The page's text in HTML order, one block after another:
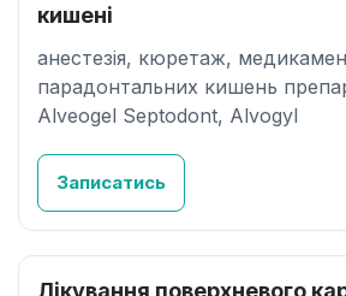
кишені
анестезія, кюретаж,
парадонтальних кишень
Alveogel Septodont, Alvogyl
Записатись
Лікування поверхневого